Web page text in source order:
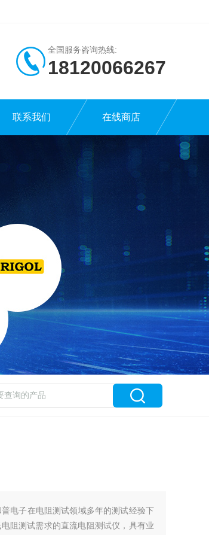
全国服务咨询热线:
18120066267
联系我们 在线商店
电子在电阻测试领域多年的测试经验下
阻测试需求的直流电阻测试仪，具有业